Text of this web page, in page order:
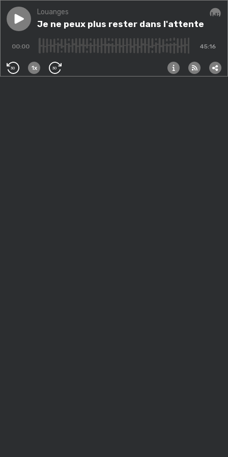
Play episodeJe ne peux plus rester dans l'attente
Louanges
Je ne peux plus rester dans l'attente
00:00 45:16
30 1x 30